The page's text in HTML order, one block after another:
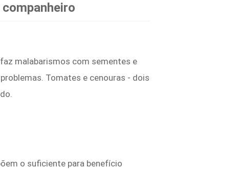
malabarismos com sementes e
Tomates e cenouras - dois
o suficiente para benefício